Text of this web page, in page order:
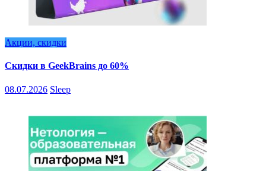
Акции, скидки
Скидки в GeekBrains до 60%
08.07.2026 Sleep